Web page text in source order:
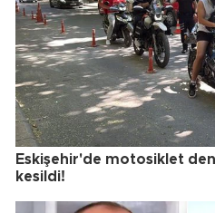
Eskişehir'de motosiklet
kesildi!